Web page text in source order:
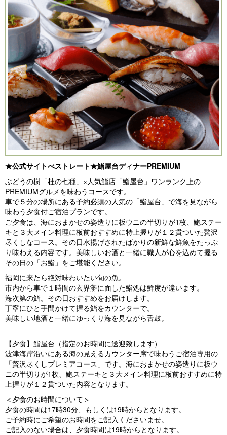
★公式サイトべストレート★鮨屋台ディナーPREMIUM
ぶどうの樹「杜の七種」×人気鮨店「鮨屋台」ワンランク上の
PREMIUMグルメを味わうコースです。
車で５分の場所にある予約必須の人気の「鮨屋台」で海を見ながら
味わう夕食付ご宿泊プランです。
ご夕食は、海におまかせの姿造りに板ウニの半切りが1枚、鮑ステー
キと３大メイン料理に板前おすすめに特上握りが１２貫ついた贅沢
尽くしなコース。その日水揚げされたばかりの新鮮な鮮魚をたっぷ
り味わえる内容です。美味しいお酒と一緒に職人が心を込めて握る
その日の「お鮨」をご堪能ください。
福岡に来たら絶対味わいたい旬の魚。
市内から車で１時間の玄界灘に面した鮨処は鮮度が違います。
海次第の鮨。その日おすすめをお届けします。
丁寧にひと手間かけて握る鮨をカウンターで。
美味しい地酒と一緒にゆっくり海を見ながら舌鼓。
【夕食】鮨屋台（指定のお時間に送迎致します）
波津海岸沿いにある海の見えるカウンター席で味わうご宿泊専用の
「贅沢尽くしプレミアコース」です。海におまかせの姿造りに板ウ
ニの半切りが1枚、鮑ステーキと３大メイン料理に板前おすすめに特
上握りが１２貫ついた内容となります。
＜夕食のお時間について＞
夕食の時間は17時30分、もしくは19時からとなります。
ご予約時にご希望のお時間をご記入くださいませ。
ご記入のない場合は、夕食時間は19時からとなります。